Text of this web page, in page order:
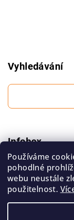
Používáme
pohodlné
webu neustále
použitelnost.
Vyhledávání
Infobox
Podmínky
Obchodní
Kontakt